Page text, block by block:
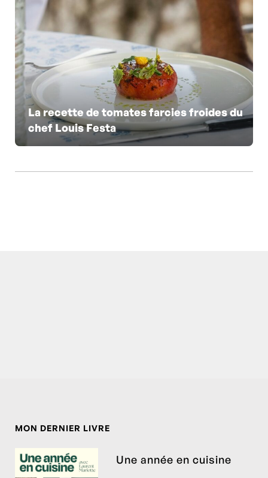
La recette de tomates farcies froides du
chef Louis Festa
MON DERNIER LIVRE
Une année en cuisine